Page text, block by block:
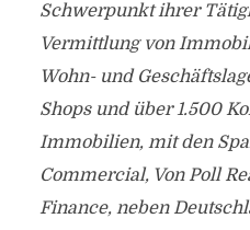
Schwerpunkt ihrer
Vermittlung von
Wohn- und
Shops und über 1.500
Immobilien, mit den
Commercial, Von Poll
Finance, neben